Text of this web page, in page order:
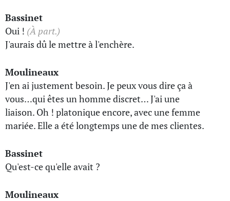
Bassinet
Oui ! (À part.)
J'aurais dû le mettre à l'enchère.
Moulineaux
J'en ai justement besoin. Je peux vous dire ça à
vous…qui êtes un homme discret… J'ai une
liaison. Oh ! platonique encore, avec une femme
mariée. Elle a été longtemps une de mes clientes.
Bassinet
Qu'est-ce qu'elle avait ?
Moulineaux